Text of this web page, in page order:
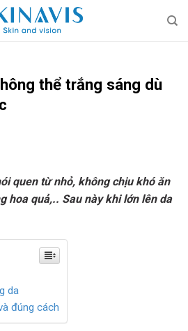
thể trắng sáng dù
quen từ nhỏ, không chịu khó ăn
hoa quả,.. Sau này khi lớn lên da
da
đúng cách